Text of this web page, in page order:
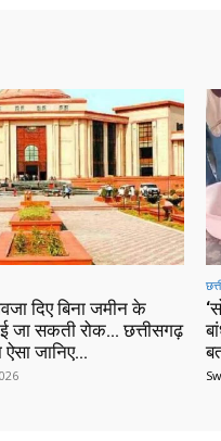
दिए बिना जमीन के
जा सकती रोक… छत्तीसगढ़
ऐसा जानिए…